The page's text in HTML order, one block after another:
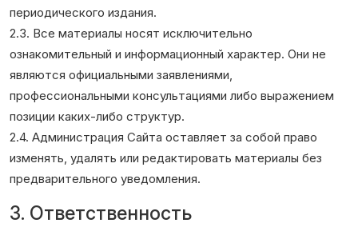
периодического издания.
2.3. Все материалы носят исключительно
ознакомительный и информационный характер. Они не
являются официальными заявлениями,
профессиональными консультациями либо выражением
позиции каких-либо структур.
2.4. Администрация Сайта оставляет за собой право
изменять, удалять или редактировать материалы без
предварительного уведомления.
3. Ответственность